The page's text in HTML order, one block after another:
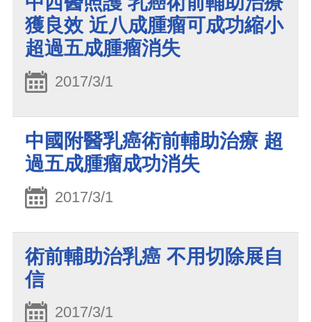
獲良效 近八成腫瘤可成功縮小
超過五成腫瘤消失
2017/3/1
中國附醫乳癌術前輔助治療 超
過五成腫瘤成功消失
2017/3/1
術前輔助治乳癌 不用切除展自
信
2017/3/1